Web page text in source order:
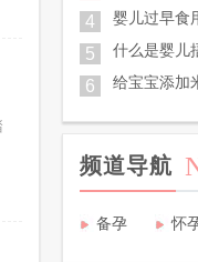
4 婴儿过早食
5 什么是婴儿
6 给宝宝添加
频道导航
备孕 怀